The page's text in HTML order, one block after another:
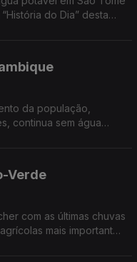
do Dia” desta
da população,
continua sem água
Verde
com as últimas chuvas
mais importantes